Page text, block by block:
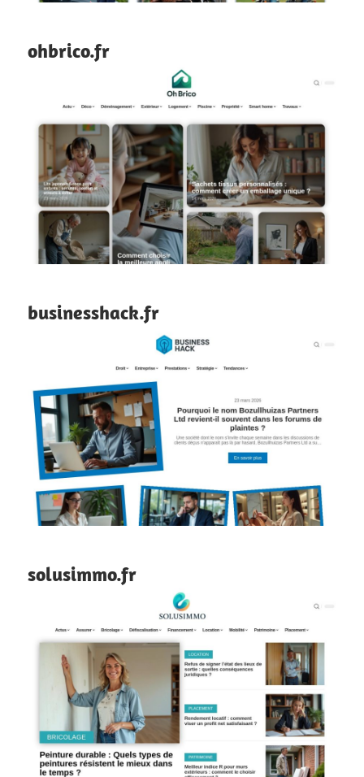
ohbrico.fr
businesshack.fr
solusimmo.fr